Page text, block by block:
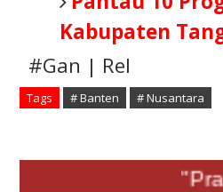
Kabupaten
#Gan | Rel
Tags # Banten # Nusantara